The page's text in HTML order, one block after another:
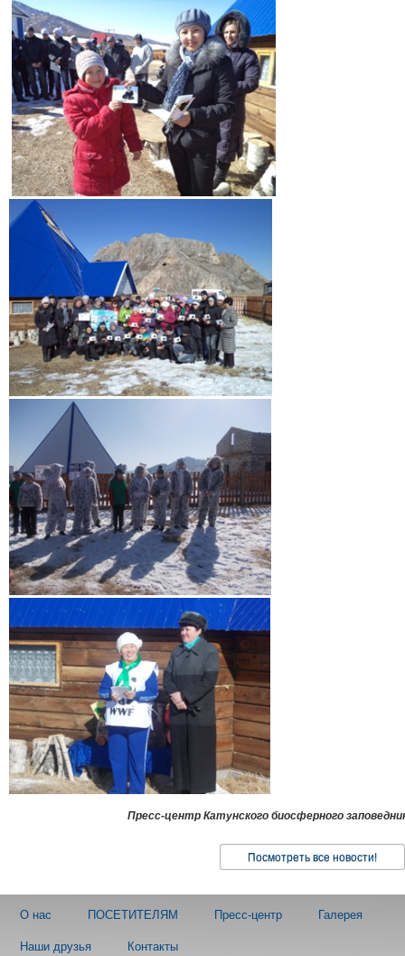
Пресс-центр Катунского биосферного
Посмотреть все новости!
О нас ПОСЕТИТЕЛЯМ Пресс-центр Галерея
Наши друзья Контакты